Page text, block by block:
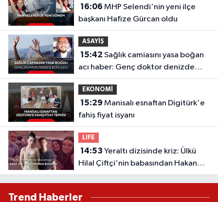
16:06
başkanı Hafize Gürcan oldu
ASAYİŞ
15:42
acı haber: Genç doktor denizde
boğuldu
EKONOMİ
15:29
fahiş fiyat isyanı
LIFE
14:53
Hilal Çiftçi'nin babasından Hakan
Çelebi ve OnTalent Menajerlik
Trend Haberler